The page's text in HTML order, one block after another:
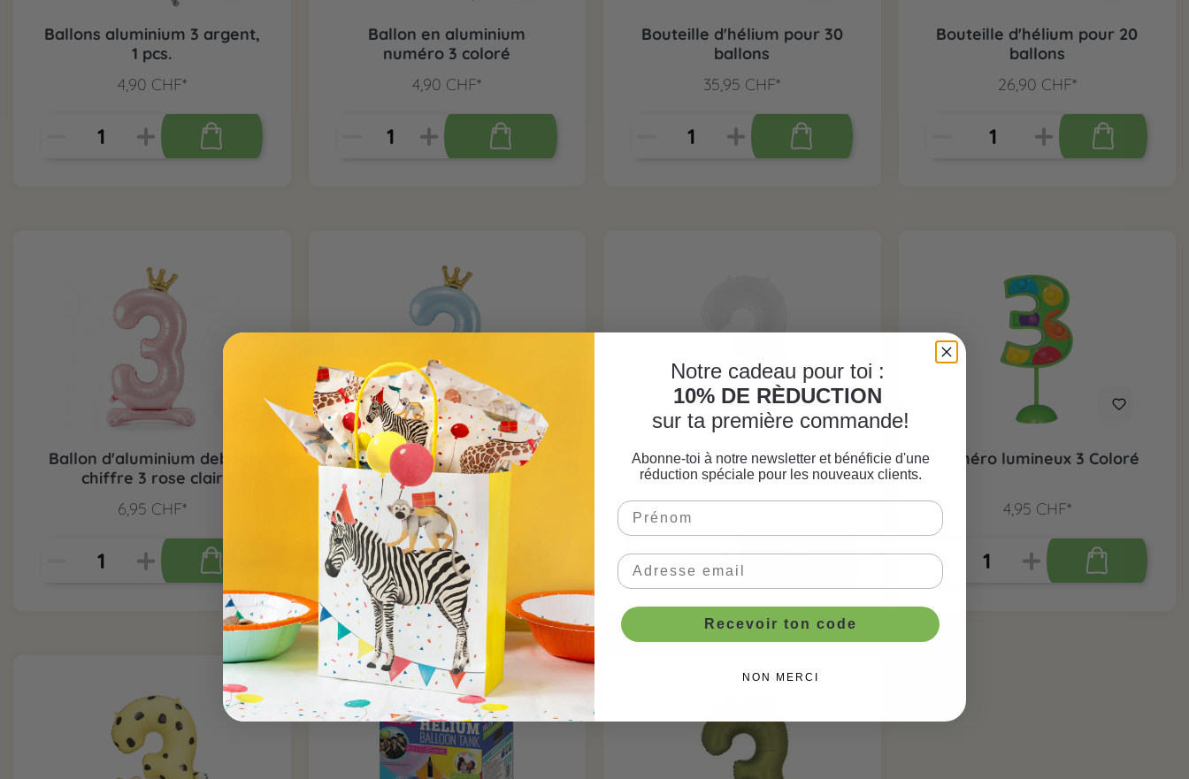
Ballons aluminium 3 argent,
1 pcs.
4,90 CHF*
Ballon en aluminium
numéro 3 coloré
4,90 CHF*
Bouteille d'hélium pour 30
ballons
35,95 CHF*
Bouteille d'hélium pour 20
ballons
26,90 CHF*
Ballon d'aluminium debout
chiffre 3 rose clair
6,95 CHF*
Ballon d'aluminium debout
chiffre 3 bleu clair
6,90 CHF*
Ballon en plastique Chiffre 3
Blanc
Numéro lumineux 3 Coloré
4,95 CHF*
Notre cadeau pour toi :
10% DE RÈDUCTION
sur ta première commande!
Abonne-toi à notre newsletter et bénéficie d'une
réduction spéciale pour les nouveaux clients.
Recevoir ton code
NON MERCI